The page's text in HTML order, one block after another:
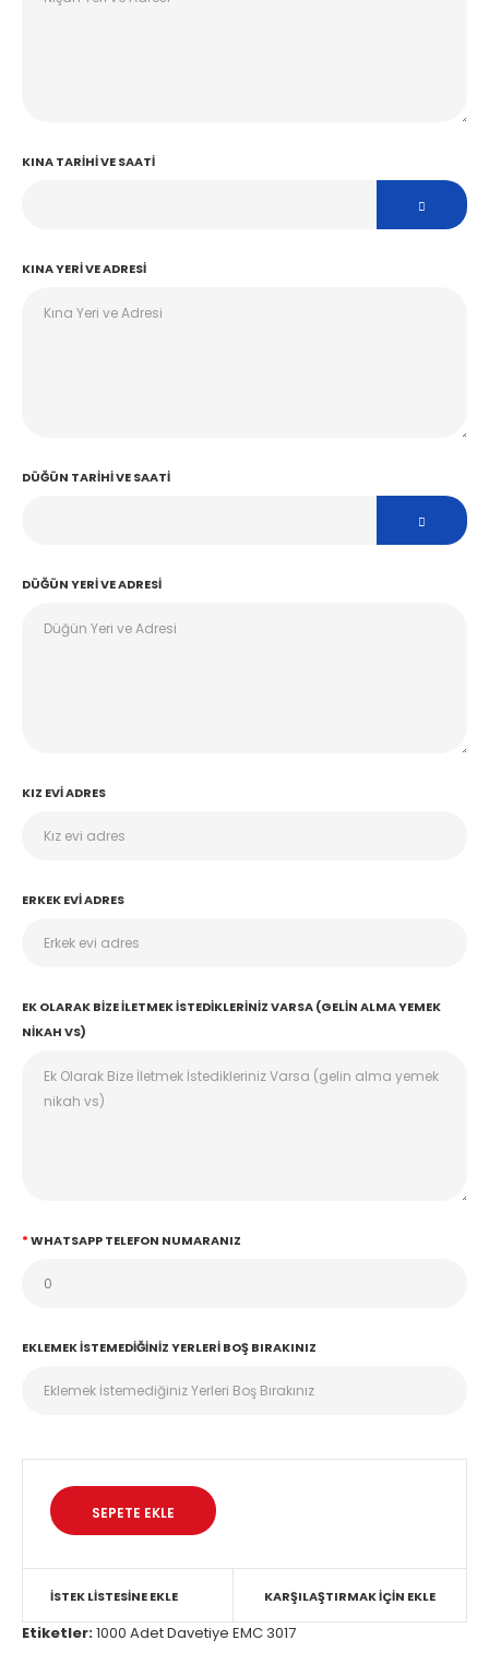
KINA TARIHI VE SAATI
KINA YERI VE ADRESI
DÜĞÜN TARIHI VE SAATI
DÜĞÜN YERI VE ADRESI
KIZ EVI ADRES
ERKEK EVI ADRES
EK OLARAK BIZE İLETMEK İSTEDIKLERINIZ VARSA (GELIN ALMA YEMEK
NIKAH VS)
WHATSAPP TELEFON NUMARANIZ
EKLEMEK İSTEMEDIĞINIZ YERLERI BOŞ BIRAKINIZ
İSTEK LISTESINE EKLE KARŞILAŞTIRMAK IÇIN EKLE
Etiketler:1000 Adet Davetiye EMC 3017